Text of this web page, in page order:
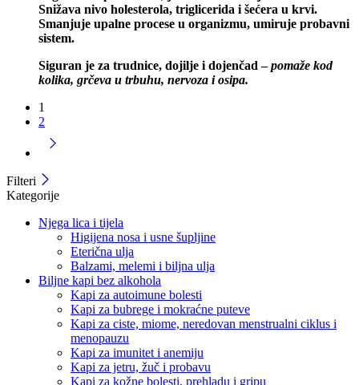
Snižava nivo holesterola, triglicerida i šećera u krvi.
Smanjuje upalne procese u organizmu, umiruje probavni
sistem.
Siguran je za trudnice, dojilje i dojenčad –pomaže kod
kolika, grčeva u trbuhu, nervoza i osipa.
1
2
Filteri
Kategorije
Njega lica i tijela
Higijena nosa i usne šupljine
Eterična ulja
Balzami, melemi i biljna ulja
Biljne kapi bez alkohola
Kapi za autoimune bolesti
Kapi za bubrege i mokraćne puteve
Kapi za ciste, miome, neredovan menstrualni ciklus i
menopauzu
Kapi za imunitet i anemiju
Kapi za jetru, žuč i probavu
Kapi za kožne bolesti, prehladu i gripu